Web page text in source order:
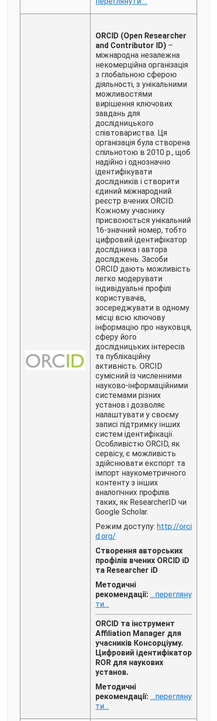
ORCID (Open Researcher
and Contributor ID) –
міжнародна незалежна
некомерційна організація
з глобальною сферою
діяльності, з унікальними
можливостями
вирішення ключових
завдань для
дослідницького
співтовариства. Ця
організація була створена
спільнотою в 2010 р., щоб
надійно і однозначно
ідентифікувати
дослідників і створити
єдиний міжнародний
реєстр вчених ORCID.
Кожному учаснику
присвоюється унікальний
16-значний номер, тобто
цифровий ідентифікатор
дослідника і автора
досліджень. Засоби
ORCID дають можливість
легко модерувати
індивідуальні профілі
користувачів,
зосереджувати в одному
місці всю ключову
інформацію про науковця,
сферу його
дослідницьких інтересів
та публікаційну
активність. ORCID
сумісний із численними
науково-інформаційними
системами різних
установ і дозволяє
налаштувати у своєму
записі підтримку інших
систем ідентифікації.
Особливістю ORCID, як
сервісу, є можливість
здійснювати експорт та
імпорт наукометричного
контенту з інших
аналогічних профілів
таких, як ResearcherID чи
Google Scholar.
Режим доступу: http://orci
d.org/
Створення авторських
профілів вчених ORCID iD
та Researcher iD
Методичні
рекомендації: …перегляну
ти…
ORCID та інструмент
Affiliation Manager для
учасників Консорціуму.
Цифровий ідентифікатор
ROR для наукових
установ.
Методичні
рекомендації: …перегляну
ти…